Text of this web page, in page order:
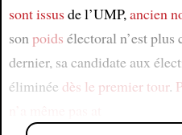
sont issusde l’UMP,ancien
sonpoids électoral n’est plus
dernier, sa candidate aux
éliminée dès le premier tour.